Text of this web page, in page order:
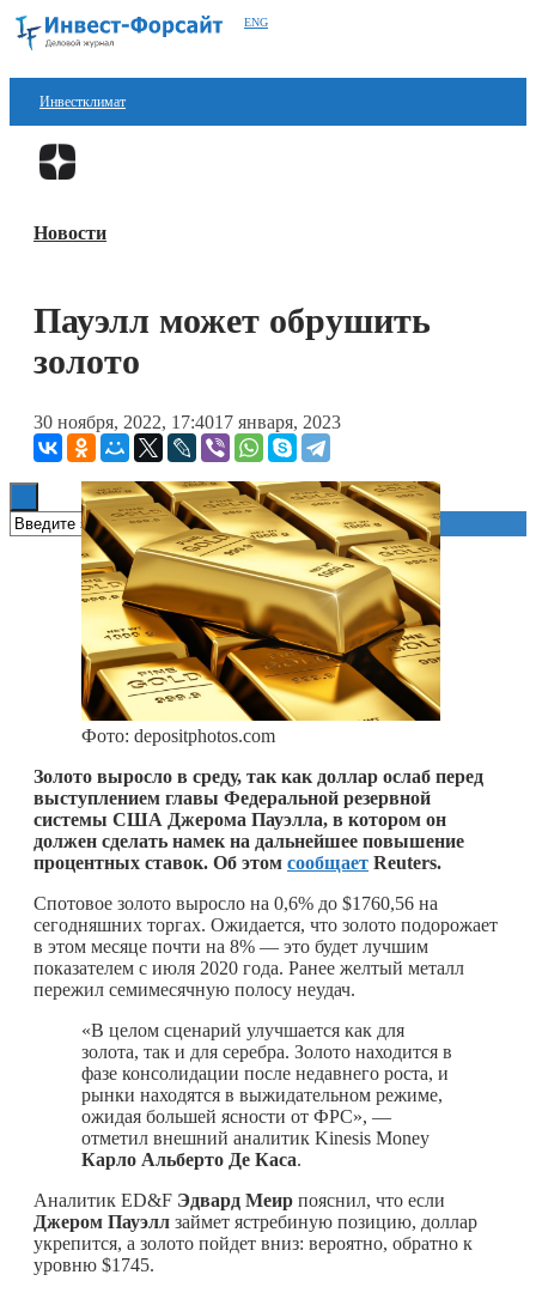
ENG
Инвестклимат
Финансы
Блокчейн
Технологии
Книги
Новости
Пауэлл может обрушить
золото
30 ноября, 2022, 17:4017 января, 2023
Фото: depositphotos.com
Золото выросло в среду, так как доллар ослаб перед
выступлением главы Федеральной резервной
системы США Джерома Пауэлла, в котором он
должен сделать намек на дальнейшее повышение
процентных ставок. Об этом сообщает Reuters.
Спотовое золото выросло на 0,6% до $1760,56 на
сегодняшних торгах. Ожидается, что золото подорожает
в этом месяце почти на 8% — это будет лучшим
показателем с июля 2020 года. Ранее желтый металл
пережил семимесячную полосу неудач.
«В целом сценарий улучшается как для
золота, так и для серебра. Золото находится в
фазе консолидации после недавнего роста, и
рынки находятся в выжидательном режиме,
ожидая большей ясности от ФРС», —
отметил внешний аналитик Kinesis Money
Карло Альберто Де Каса.
Аналитик ED&F Эдвард Меир пояснил, что если
Джером Пауэлл займет ястребиную позицию, доллар
укрепится, а золото пойдет вниз: вероятно, обратно к
уровню $1745.